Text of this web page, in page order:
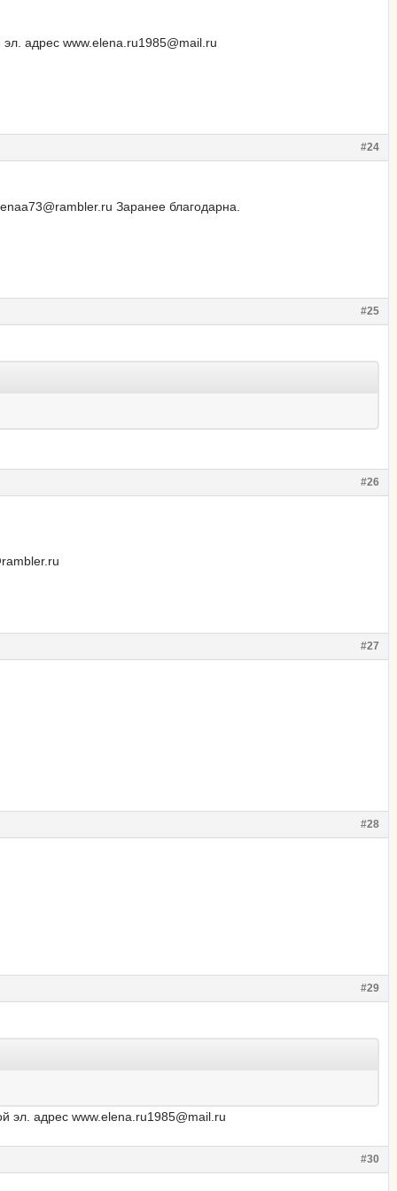
адрес www.elena.ru1985@mail.ru
#24
Заранее благодарна.
#25
#26
#27
#28
#29
эл. адрес www.elena.ru1985@mail.ru
#30